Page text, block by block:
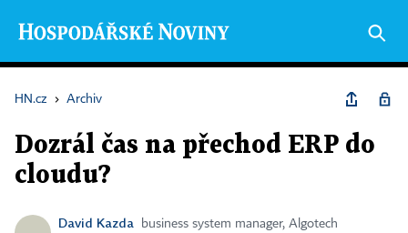
HN.cz › Archiv
Dozrál čas na přechod ERP do
cloudu?
David Kazda
business system manager, Algotech